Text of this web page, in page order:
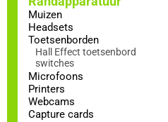
Muizen
Headsets
Toetsenborden
Hall Effect toetsenbord
switches
Microfoons
Printers
Webcams
Capture cards